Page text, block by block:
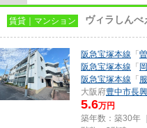
賃貸｜マンション ヴィラしんべ
阪急宝塚本線 「
阪急宝塚本線 「
阪急宝塚本線 「
大阪府豊中市長
5.6万円
築年数：築30年